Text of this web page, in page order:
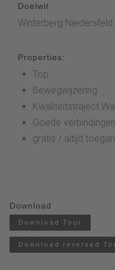
Doelwit
Winterberg Niedersfeld
Properties:
Top
Bewegwijzering
Kwaliteitstraject
Goede
gratis / altijd
Download
Download Tour
Download reversed